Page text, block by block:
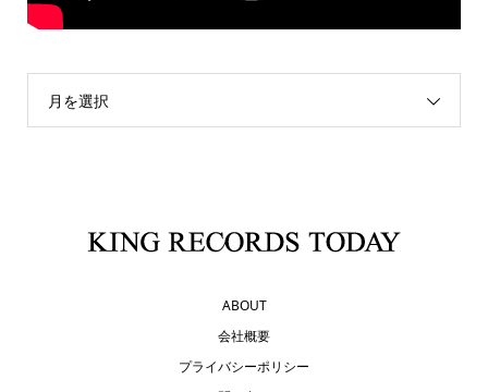
月を選択
ABOUT
会社概要
プライバシーポリシー